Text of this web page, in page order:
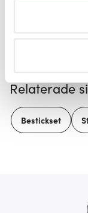
Ta reda på mer
Du kan ändra
Vi använder
ska anpassas
gör också att vi
Låt dig
Relaterade
Bestickset